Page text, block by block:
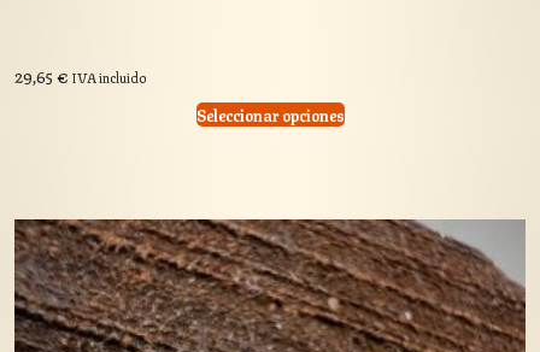
29,65€ IVA incluido
Seleccionar opciones